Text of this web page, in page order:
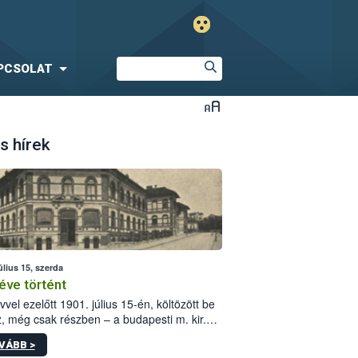
hírek
15, szerda
történt
ezelőtt 1901. július 15-én, költözött be
még csak részben – a budapesti m. kir.
állomás a Kis Rókus utca
alatti, Czigler Győző által tervezett új
>